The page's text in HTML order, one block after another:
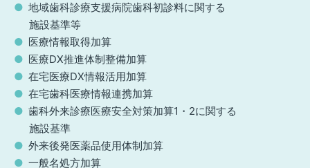
地域歯科診療支援病院歯科初診料に関する
施設基準等
医療情報取得加算
医療DX推進体制整備加算
在宅医療DX情報活用加算
在宅歯科医療情報連携加算
歯科外来診療医療安全対策加算1・2に関する
施設基準
外来後発医薬品使用体制加算
一般名処方加算